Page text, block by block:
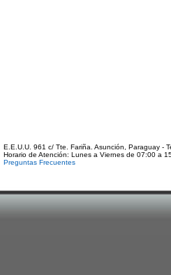
E.E.U.U. 961 c/ Tte. Fariña. Asunción, Paraguay -
Horario de Atención: Lunes a Viernes de 07:00 a
Preguntas Frecuentes